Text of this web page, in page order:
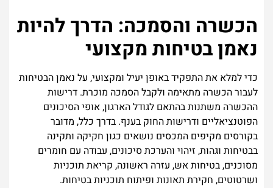
הכשרה והסמכה: הדרך להיות
נאמן בטיחות מקצועי
כדי למלא את התפקיד באופן יעיל ומקצועי, על נאמן הבטיחות
לעבור הכשרה מתאימה ולקבל הסמכה מוכרת. דרישות
ההכשרה משתנות בהתאם לגודל הארגון, אופי הסיכונים
הפוטנציאליים ודרישות החוק בענף. בדרך כלל, מדובר
בקורסים מקיפים המכסים נושאים כגון חקיקה ותקינה
בבטיחות וגהות, זיהוי והערכת סיכונים, עבודה עם חומרים
מסוכנים, בטיחות אש, עזרה ראשונה, קריאת תוכניות
ושרטוטים, חקירת תאונות ופיתוח תוכניות בטיחות.